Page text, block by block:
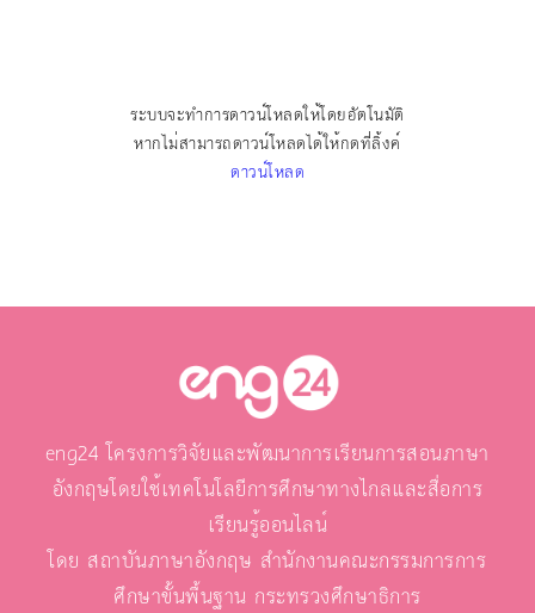
ระบบจะทำการดาวน์โหลดให้โดยอัตโนมัติ
หากไม่สามารถดาวน์โหลดได้ให้กดที่ลิ้งค์
ดาวน์โหลด
eng24 โครงการวิจัยและพัฒนาการเรียนการสอนภาษา
อังกฤษโดยใช้เทคโนโลยีการศึกษาทางไกลและสื่อการ
เรียนรู้ออนไลน์
โดย สถาบันภาษาอังกฤษ สำนักงานคณะกรรมการการ
ศึกษาขั้นพื้นฐาน กระทรวงศึกษาธิการ